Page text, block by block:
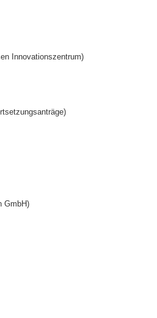
Innovationszentrum)
GmbH)